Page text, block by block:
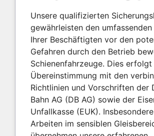
Unsere qualifizierten
gewährleisten den
Ihrer Beschäftigten vor den
Gefahren durch den Betrieb
Schienenfahrzeuge. Dies
Übereinstimmung mit den
Richtlinien und Vorschriften der
Bahn AG (DB AG) sowie der
Unfallkasse (EUK).
Arbeiten im sensiblen